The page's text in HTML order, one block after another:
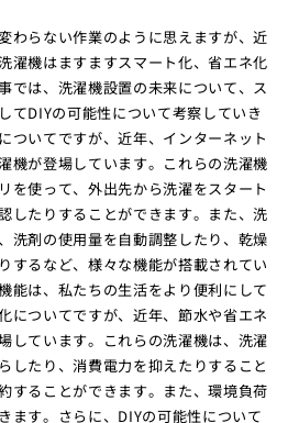
わらない作業のように思えますが、近
濯機はますますスマート化、省エネ化
では、洗濯機設置の未来について、ス
てDIYの可能性について考察していき
ついてですが、近年、インターネット
機が登場しています。これらの洗濯機
を使って、外出先から洗濯をスタート
したりすることができます。また、洗
洗剤の使用量を自動調整したり、乾燥
するなど、様々な機能が搭載されてい
能は、私たちの生活をより便利にして
についてですが、近年、節水や省エネ
しています。これらの洗濯機は、洗濯
したり、消費電力を抑えたりすること
することができます。また、環境負荷
ます。さらに、DIYの可能性について